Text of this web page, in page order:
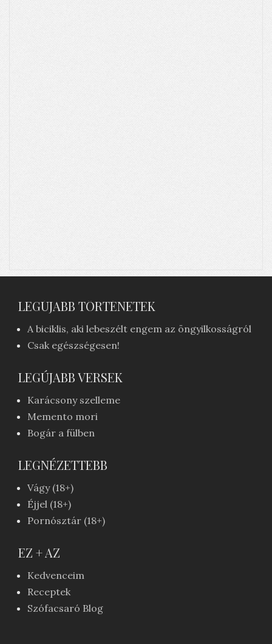
LEGÚJABB TÖRTÉNETEK
A biciklis, aki lebeszélt engem az öngyilkosságról
Csak egészségesen!
LEGÚJABB VERSEK
Karácsony szelleme
Memento mori
Bogár a fülben
LEGNÉZETTEBB
Vágy (18+)
Éjjel (18+)
Pornósztár (18+)
EZ + AZ
Kedvenceim
Receptek
Szófacsaró Blog